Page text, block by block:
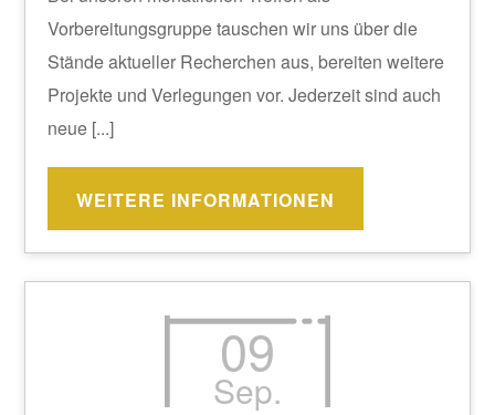
Vorbereitungsgruppe tauschen wir uns über die
Stände aktueller Recherchen aus, bereiten weitere
Projekte und Verlegungen vor. Jederzeit sind auch
neue [...]
WEITERE INFORMATIONEN
09
Sep.